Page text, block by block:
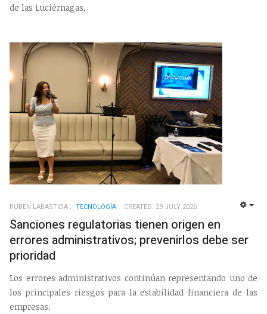
de las Luciérnagas,
RUBÉN LABASTIDA TECNOLOGÍ­A CREATED: 29 JULY 2026
Sanciones regulatorias tienen origen en
errores administrativos; prevenirlos debe ser
prioridad
Los errores administrativos continúan representando uno de
los principales riesgos para la estabilidad financiera de las
empresas.